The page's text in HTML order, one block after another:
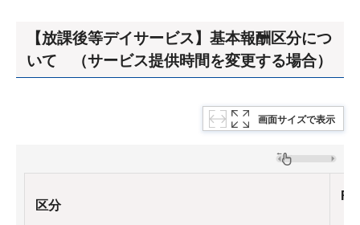
【放課後等デイサービス】基本報酬区分につ
いて （サービス提供時間を変更する場合）
画面サイズで表示
区分